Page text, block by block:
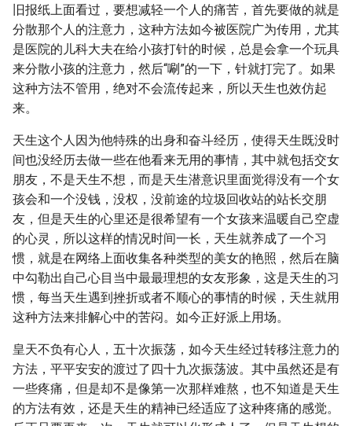
旧报纸上面看过，要想减轻一个人的痛苦，首先要做的就是
分散那个人的注意力，这种方法如今被医院广为传用，尤其
是医院的儿科大夫在给小孩打针的时候，总是会拿一个玩具
来分散小孩的注意力，然后“唰”的一下，针就打完了。如果
这种方法不管用，绝对不会流传起来，所以天生也效仿起
来。
天生这个人因为他特殊的出身和奋斗经历，使得天生既没时
间也没经历去做一些在他看来无用的事情，其中就包括交女
朋友，不是天生不想，而是天生潜意识里面觉得没有一个女
孩会和一个没钱，没权，没前途的垃圾回收站的站长交朋
友，但是天生的心里还是很希望有一个女孩来温暖自己空虚
的心灵，所以这样的情况时间一长，天生就养成了一个习
惯，就是在网络上面收集各种类型的美女的艳照，然后在脑
中勾勒出自己心目当中最最理想的女友形象，这是天生的习
惯，每当天生遇到挫折或者不顺心的事情的时候，天生就用
这种方法来排解心中的苦闷。如今正好派上用场。
皇天不负有心人，五十次振荡，如今天生经过转移注意力的
方法，平平安安的渡过了四十九次振荡波。其中虽然还是有
一些疼痛，但是却不是像第一次那样难熬，也不知道是天生
的方法有效，还是天生的精神已经适应了这种疼痛的感觉。